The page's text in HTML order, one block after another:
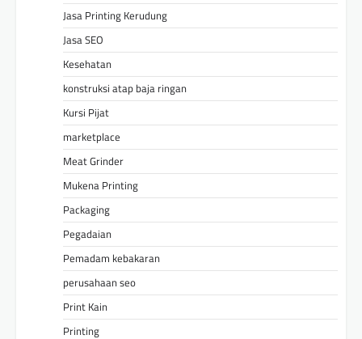
Jasa Printing Kerudung
Jasa SEO
Kesehatan
konstruksi atap baja ringan
Kursi Pijat
marketplace
Meat Grinder
Mukena Printing
Packaging
Pegadaian
Pemadam kebakaran
perusahaan seo
Print Kain
Printing